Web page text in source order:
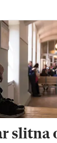
slitna